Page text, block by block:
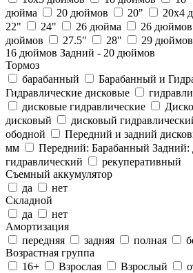
дюйма
20 дюймов 20" 20x4
22"
24" 26 дюйма 26 дюймов
дюймов
27.5" 28" 29 дюймов
16 дюймов Задний - 20 дюймов
Тормоз
барабанный
Барабанный и
Гидравлические дисковые
дисковые гидравлические
дисковый
дисковый
ободной
Передний и задний
мм
Передний: Барабанный
гидравлический
рекуперативный
Съемный аккумулятор
да
нет
Складной
да
нет
Амортизация
передняя
задняя полная
Возрастная группа
16+
Взрослая Взрослый